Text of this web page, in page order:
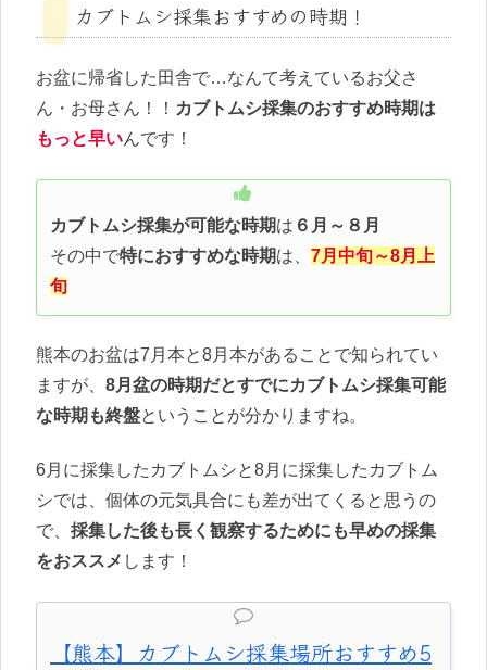
カブトムシ採集おすすめの時期！
お盆に帰省した田舎で…なんて考えているお父さ
ん・お母さん！！ カブトムシ採集のおすすめ時期は
もっと早いんです！
カブトムシ採集が可能な時期は ６月～８月
その中で特におすすめな時期は、 7月中旬～8月上
旬
熊本のお盆は7月本と8月本があることで知られてい
ますが、 8月盆の時期だとすでにカブトムシ採集可能
な時期も終盤ということが分かりますね。
6月に採集したカブトムシと8月に採集したカブトム
シでは、個体の元気具合にも差が出てくると思うの
で、 採集した後も長く観察するためにも早めの採集
をおススメ します！
【熊本】カブトムシ採集場所おすすめ5